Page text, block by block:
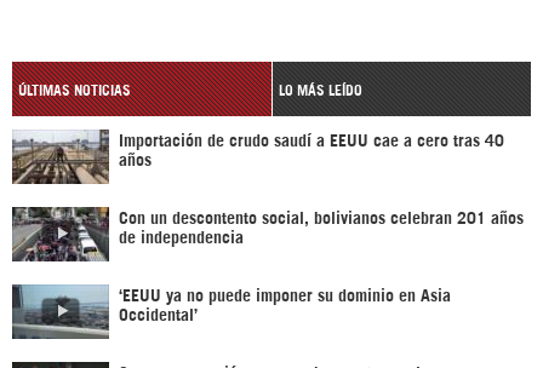
ÚLTIMAS NOTICIAS LO MÁS LEÍDO
Importación de crudo saudí a EEUU cae a cero tras 40
años
Con un descontento social, bolivianos celebran 201 años
de independencia
‘EEUU ya no puede imponer su dominio en Asia
Occidental’